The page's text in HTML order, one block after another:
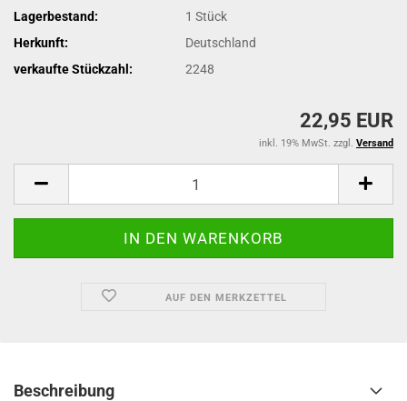
Lagerbestand: 1Stück
Herkunft:
Deutschland
verkaufte Stückzahl:
2248
22,95 EUR
inkl. 19% MwSt. zzgl. Versand
AUF DEN MERKZETTEL
Beschreibung